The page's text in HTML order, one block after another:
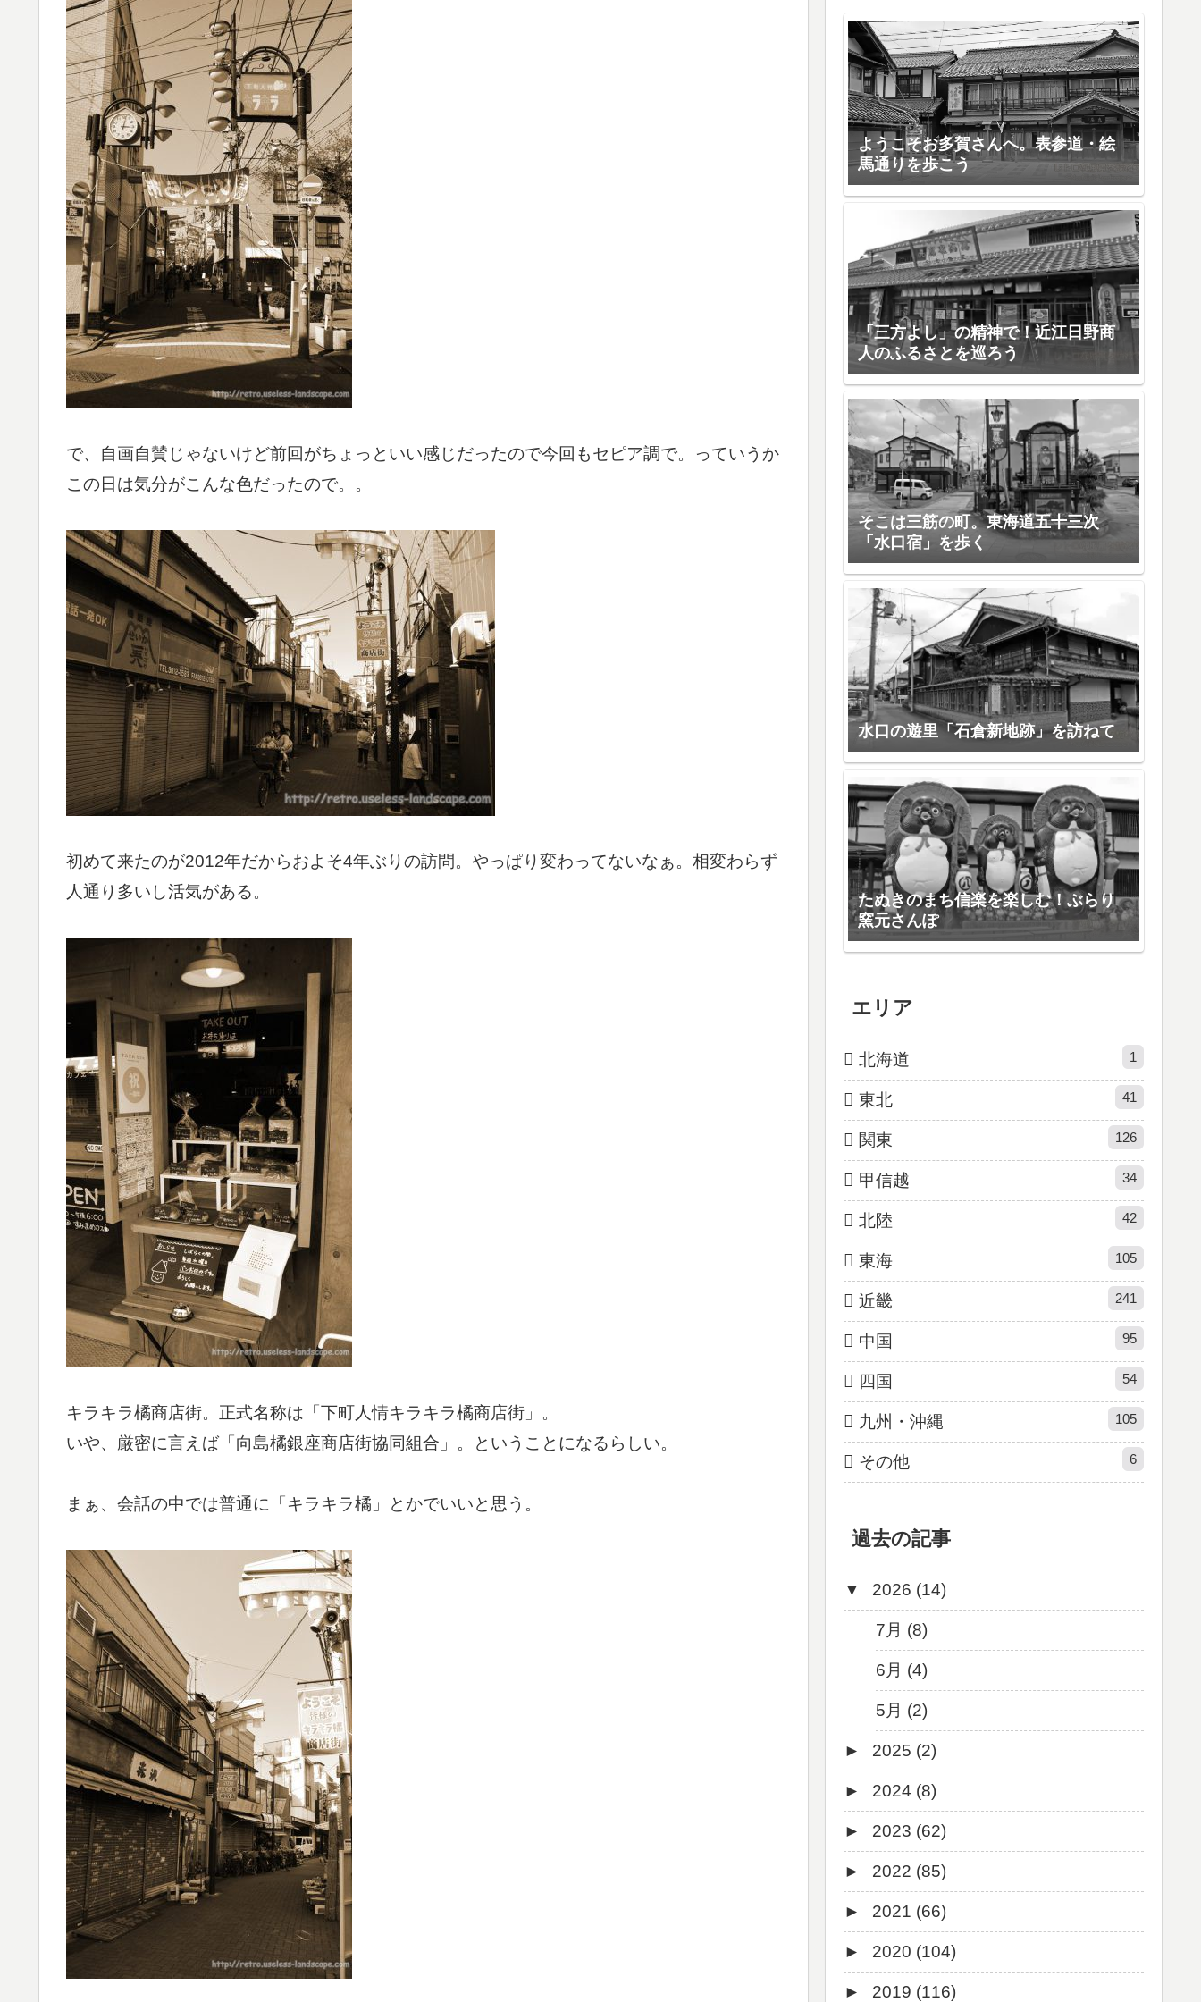
で、自画自賛じゃないけど前回がちょっといい感じだったので今回もセピア調で。っていうか
この日は気分がこんな色だったので。。
初めて来たのが2012年だからおよそ4年ぶりの訪問。やっぱり変わってないなぁ。相変わらず
人通り多いし活気がある。
キラキラ橘商店街。正式名称は「下町人情キラキラ橘商店街」。
いや、厳密に言えば「向島橘銀座商店街協同組合」。ということになるらしい。
まぁ、会話の中では普通に「キラキラ橘」とかでいいと思う。
ようこそお多賀さんへ。表参道・絵
馬通りを歩こう
「三方よし」の精神で！近江日野商
人のふるさとを巡ろう
そこは三筋の町。東海道五十三次
「水口宿」を歩く
水口の遊里「石倉新地跡」を訪ねて
たぬきのまち信楽を楽しむ！ぶらり
窯元さんぽ
エリア
北海道 1
東北 41
関東 126
甲信越 34
北陸 42
東海 105
近畿 241
中国 95
四国 54
九州・沖縄 105
その他 6
過去の記事
▼ 2026 (14)
7月 (8)
6月 (4)
5月 (2)
► 2025 (2)
12月 (1)
6月 (1)
► 2024 (8)
8月 (1)
7月 (1)
5月 (2)
4月 (3)
3月 (1)
► 2023 (62)
9月 (1)
8月 (1)
7月 (8)
6月 (5)
► 2022 (85)
12月 (3)
10月 (1)
9月 (4)
► 2021 (66)
12月 (4)
11月 (8)
► 2020 (104)
12月 (7)
► 2019 (116)